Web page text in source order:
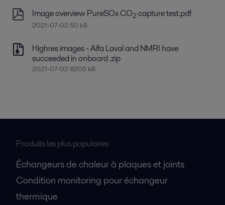
Image overview PureSOx CO2capture test.pdf
2021-07-02 50 kB
Highres images - Alfa Laval and NMRI have
succeeded in onboard .zip
2021-07-02 8205 kB
Produits les plus populaires
Échangeurs de chaleur à plaques et joints
Condition monitoring pour échangeur
thermique